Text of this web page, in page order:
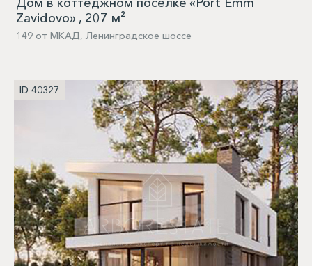
Zavidovo» , 207 м²
149 от МКАД, Ленинградское шоссе
ID 40327